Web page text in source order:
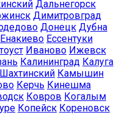
Дальнегорск
Димитровград
Донецк Дубна
Енакиево Ессентуки
Иваново Ижевск
Калининград Калуга
Камышин
Керчь Кинешма
Ковров Когалым
Копейск Кореновск